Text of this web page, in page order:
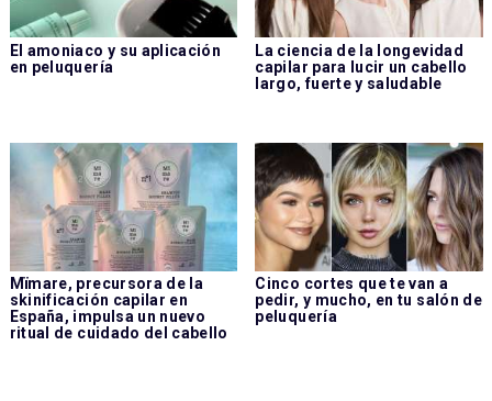
El amoniaco y su aplicación
en peluquería
La ciencia de la longevidad
capilar para lucir un cabello
largo, fuerte y saludable
Mïmare, precursora de la
skinificación capilar en
España, impulsa un nuevo
ritual de cuidado del cabello
Cinco cortes que te van a
pedir, y mucho, en tu salón de
peluquería